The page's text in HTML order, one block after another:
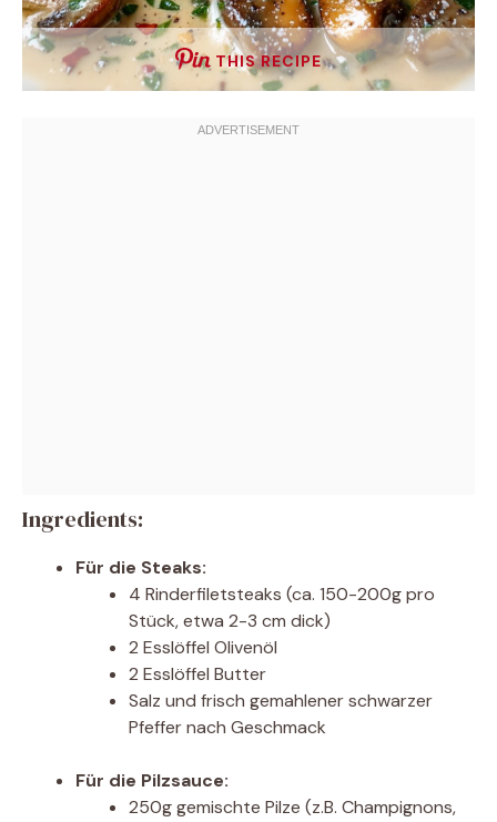
THIS RECIPE
Ingredients:
Für die Steaks:
4 Rinderfiletsteaks (ca. 150-200g pro
Stück, etwa 2-3 cm dick)
2 Esslöffel Olivenöl
2 Esslöffel Butter
Salz und frisch gemahlener schwarzer
Pfeffer nach Geschmack
Für die Pilzsauce:
250g gemischte Pilze (z.B. Champignons,